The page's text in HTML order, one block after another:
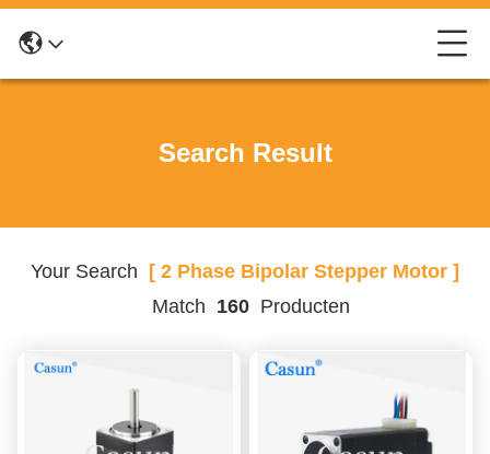
Search Result
Your Search [ 2 Phase Bipolar Stepper Motor ]
Match 160Producten